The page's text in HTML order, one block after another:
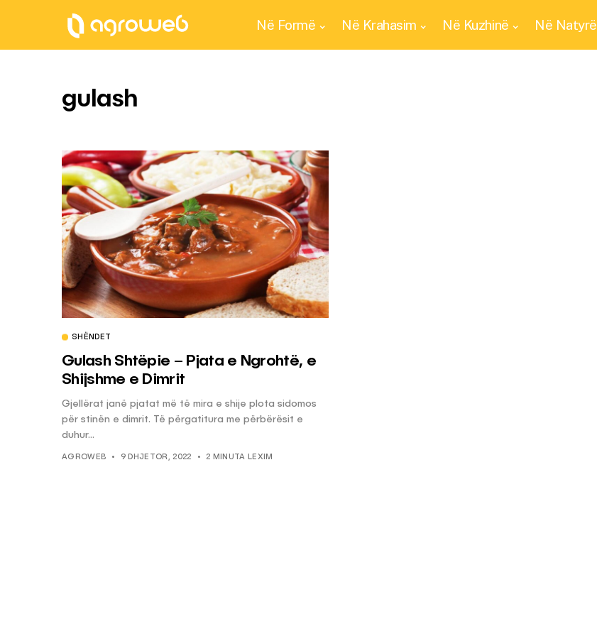
Në Formë Në Krahasim Në Kuzhinë Në Natyrë
gulash
SHËNDET
Gulash Shtëpie – Pjata e Ngrohtë, e
Shijshme e Dimrit
Gjellërat janë pjatat më të mira e shije plota sidomos
për stinën e dimrit. Të përgatitura me përbërësit e
duhur...
AGROWEB 9 DHJETOR, 2022 2 MINUTA LEXIM